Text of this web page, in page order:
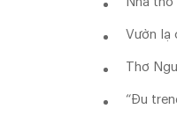
Vườn lạ
Thơ
“Đu